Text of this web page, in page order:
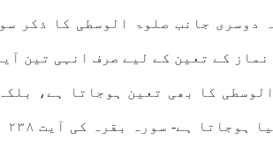
کے تعین کے لیے صرف انہی تین
کا بھی تعین ہوجاتا ہے،